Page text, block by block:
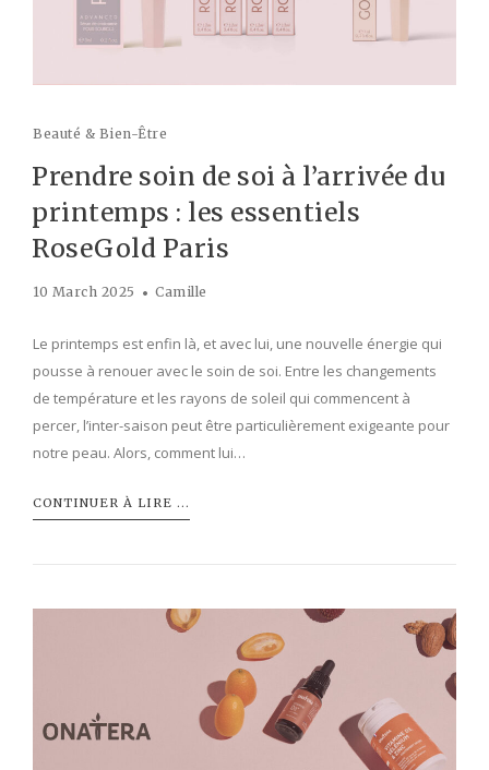
Beauté & Bien-Être
Prendre soin de soi à l’arrivée du
printemps : les essentiels
RoseGold Paris
10 March 2025 Camille
Le printemps est enfin là, et avec lui, une nouvelle énergie qui
pousse à renouer avec le soin de soi. Entre les changements
de température et les rayons de soleil qui commencent à
percer, l’inter-saison peut être particulièrement exigeante pour
notre peau. Alors, comment lui…
CONTINUER À LIRE ...